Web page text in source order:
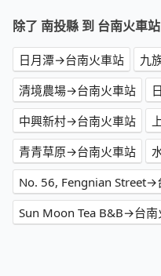
除了 南投縣 到 台南火車
日月潭→台南火車站
九
清境農場→台南火車站
中興新村→台南火車站
青青草原→台南火車站
No. 56, Fengnian Street→
Sun Moon Tea B&B→台南